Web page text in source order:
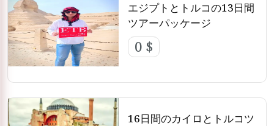
ンブールの歴史的名所まで、両国の文化に囲まれた体験ができま
す。ツアーには、ギザの大ピラミッド、スフィンクス、ブルーモス
ク、アヤソフィアなど、有名な観光名所の訪問が含まれており、両
国の見どころを存分に楽しめます。
設、そして現地料理が含まれています。歴史好きの方も、文化を愛
する方も、エキゾチックな休暇をお探しの方も、誰もが満足できる
エジプトとトルコの13日間
ツアーパッケージ
0 $
16日間のカイロとトルコツ